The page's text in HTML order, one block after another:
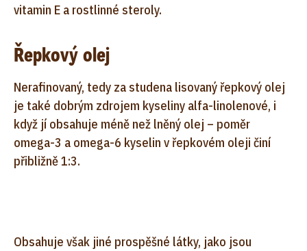
vitamin E a rostlinné steroly.
Řepkový olej
Nerafinovaný, tedy za studena lisovaný řepkový olej
je také dobrým zdrojem kyseliny alfa-linolenové, i
když jí obsahuje méně než lněný olej – poměr
omega-3 a omega-6 kyselin v řepkovém oleji činí
přibližně 1:3.
Obsahuje však jiné prospěšné látky, jako jsou